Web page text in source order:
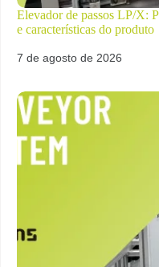
Elevador de passos LP/X:
e características do produto
7 de agosto de 2026